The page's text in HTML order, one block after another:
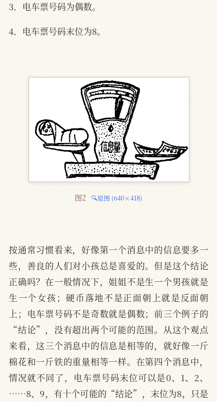
3．电车票号码为偶数。
4．电车票号码末位为8。
图2 🔍原图 (640×418)
按通常习惯看来，好像第一个消息中的信息要多一
些，善良的人们对小孩总是喜爱的。但是这个结论
正确吗？在一般情况下，姐姐不是生一个男孩就是
生一个女孩；硬币落地不是正面朝上就是反面朝
上；电车票号码不是奇数就是偶数；前三个例子的
“结论”，没有超出两个可能的范围。从这个观点
来看，这三个消息中的信息是相等的，就好像一斤
棉花和一斤铁的重量相等一样。在第四个消息中，
情况就不同了，电车票号码末位可以是0、1、2、
……8、9，有十个可能的“结论”，末位为8，只是